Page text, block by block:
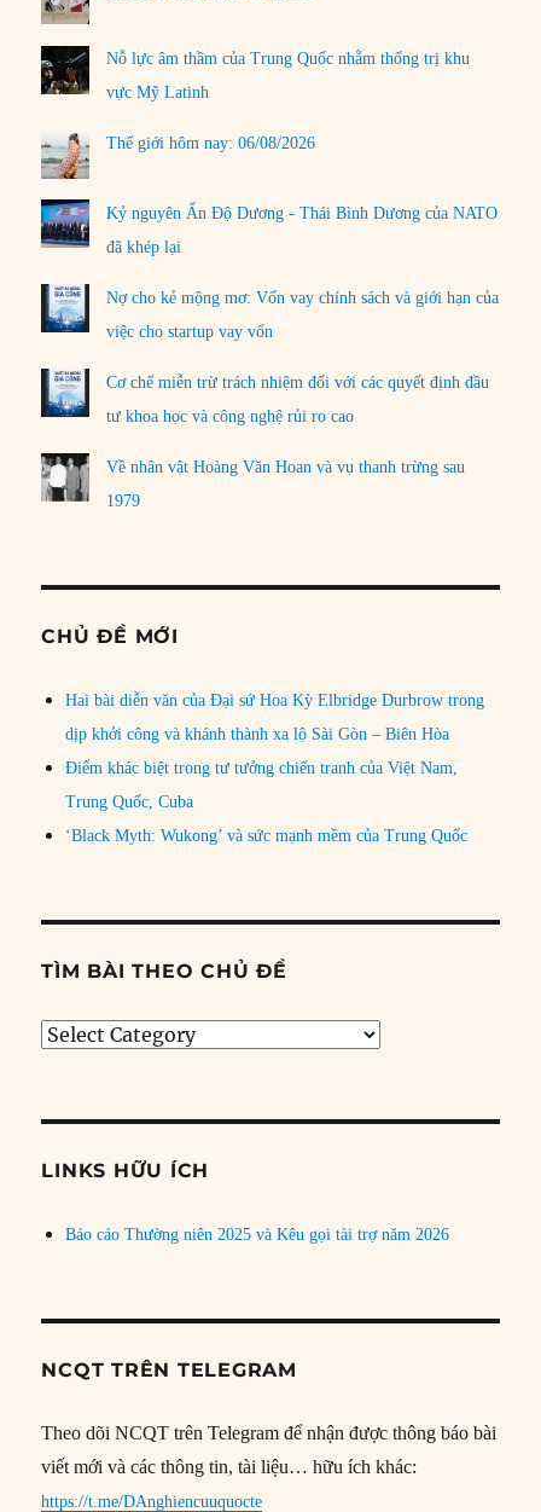
Nỗ lực âm thầm của Trung Quốc nhằm thống trị khu
vực Mỹ Latinh
Thế giới hôm nay: 06/08/2026
Kỷ nguyên Ấn Độ Dương - Thái Bình Dương của NATO
đã khép lại
Nợ cho kẻ mộng mơ: Vốn vay chính sách và giới hạn của
việc cho startup vay vốn
Cơ chế miễn trừ trách nhiệm đối với các quyết định đầu
tư khoa học và công nghệ rủi ro cao
Về nhân vật Hoàng Văn Hoan và vụ thanh trừng sau
1979
CHỦ ĐỀ MỚI
Hai bài diễn văn của Đại sứ Hoa Kỳ Elbridge Durbrow trong
dịp khởi công và khánh thành xa lộ Sài Gòn – Biên Hòa
Điểm khác biệt trong tư tưởng chiến tranh của Việt Nam,
Trung Quốc, Cuba
‘Black Myth: Wukong’ và sức mạnh mềm của Trung Quốc
TÌM BÀI THEO CHỦ ĐỀ
Tìm
đề
LINKS HỮU ÍCH
Báo cáo Thường niên 2025 và Kêu gọi tài trợ năm 2026
NCQT TRÊN TELEGRAM
Theo dõi NCQT trên Telegram để nhận được thông báo bài
viết mới và các thông tin, tài liệu… hữu ích khác:
https://t.me/DAnghiencuuquocte